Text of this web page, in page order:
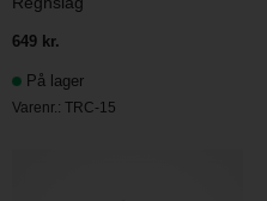
649 kr.
På lager
Varenr.:TRC-15